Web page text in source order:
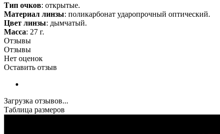
Тип очков: открытые.
Материал линзы: поликарбонат ударопрочный оптический.
Цвет линзы: дымчатый.
Масса: 27 г.
Отзывы
Отзывы
Нет оценок
Оставить отзыв
Загрузка отзывов...
Таблица размеров